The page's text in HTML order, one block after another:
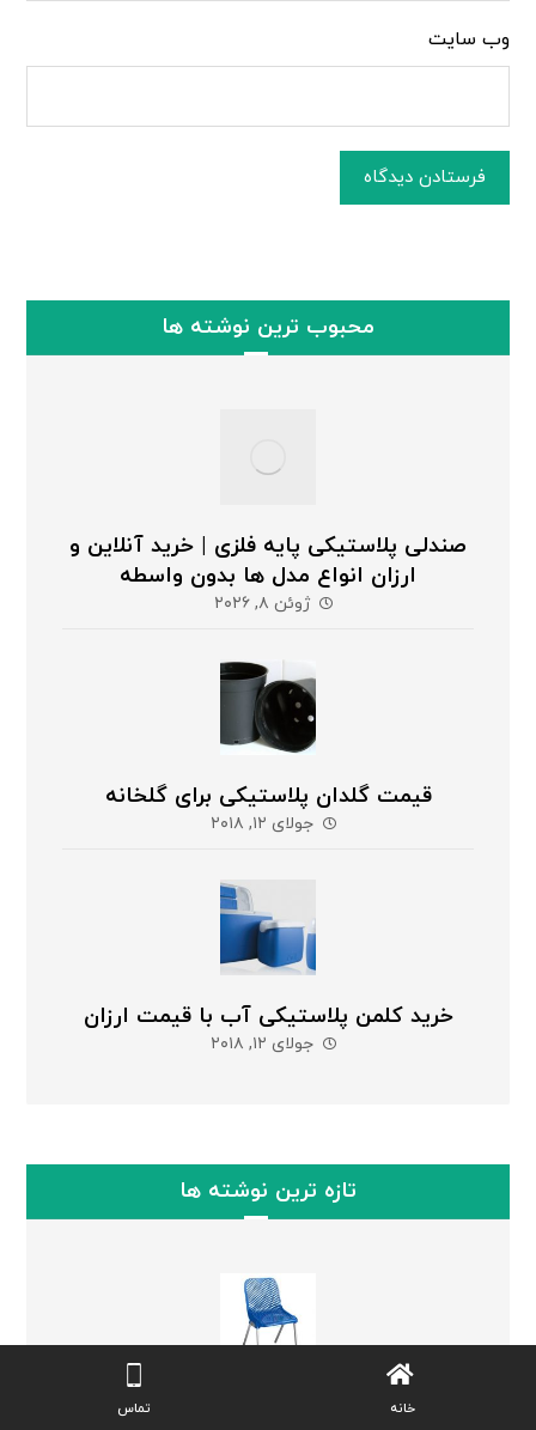
وب‌ سایت
فرستادن دیدگاه
محبوب ترین نوشته ها
صندلی پلاستیکی پایه فلزی | خرید آنلاین و
ارزان انواع مدل ها بدون واسطه
ژوئن ۸, ۲۰۲۶
قیمت گلدان پلاستیکی برای گلخانه
جولای ۱۲, ۲۰۱۸
خرید کلمن پلاستیکی آب با قیمت ارزان
جولای ۱۲, ۲۰۱۸
تازه ترین نوشته ها
صندلی پلاستیکی پایه فلزی | خرید آنلاین و
خانه تماس